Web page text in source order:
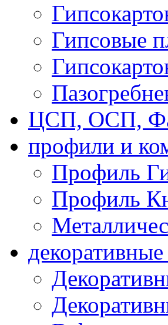
Гипсовые
ЦСП, ОСП,
профили и
Профиль
Профиль